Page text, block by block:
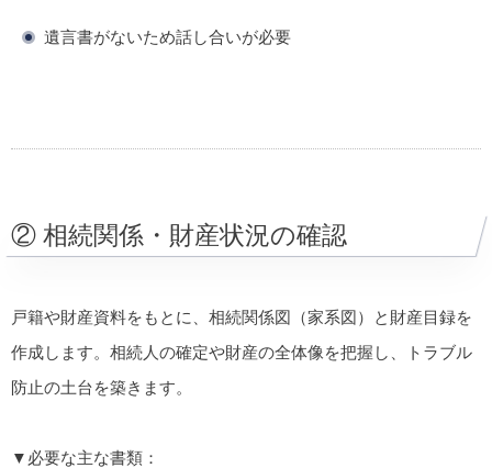
遺言書がないため話し合いが必要
② 相続関係・財産状況の確認
戸籍や財産資料をもとに、相続関係図（家系図）と財産目録を
作成します。相続人の確定や財産の全体像を把握し、トラブル
防止の土台を築きます。
▼必要な主な書類：